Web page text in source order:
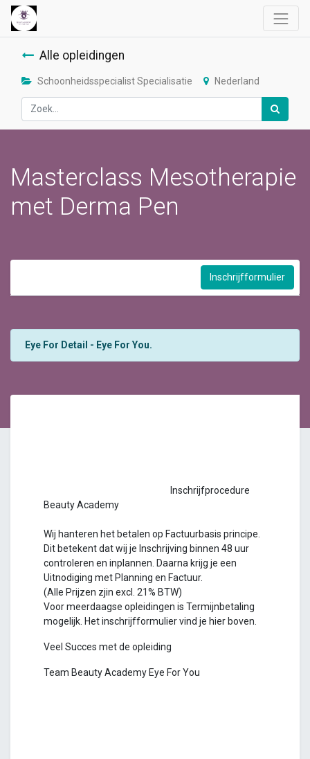
Alle opleidingen
Schoonheidsspecialist Specialisatie Nederland
Masterclass Mesotherapie
met Derma Pen
Inschrijfformulier
Eye For Detail - Eye For You.
Inschrijfprocedure
Beauty Academy
Wij hanteren het betalen op Factuurbasis principe.
Dit betekent dat wij je Inschrijving binnen 48 uur
controleren en inplannen. Daarna krijg je een
Uitnodiging met Planning en Factuur.
(Alle Prijzen zjin excl. 21% BTW)
Voor meerdaagse opleidingen is Termijnbetaling
mogelijk. Het inschrijfformulier vind je hier boven.
Veel Succes met de opleiding
Team Beauty Academy Eye For You